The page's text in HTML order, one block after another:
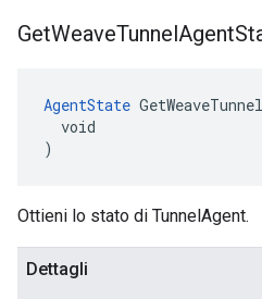
GetWeaveTunnelAgent
AgentState
  void
)
Ottieni lo stato di TunnelAgent.
Dettagli